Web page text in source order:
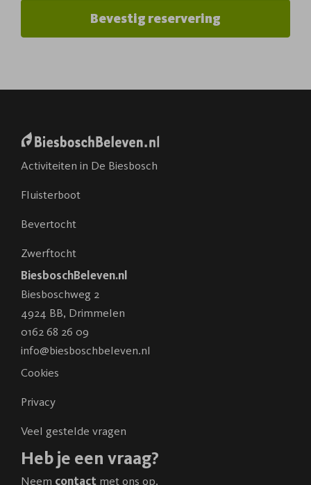
Bevestig reservering
Activiteiten in De Biesbosch
Fluisterboot
Bevertocht
Zwerftocht
BiesboschBeleven.nl
Biesboschweg 2
4924 BB, Drimmelen
0162 68 26 09
info@biesboschbeleven.nl
Cookies
Privacy
Veel gestelde vragen
Heb je een vraag?
Neem contact met ons op.